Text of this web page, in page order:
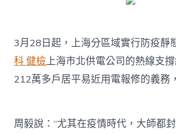
3月28日起，上海分區域實行防疫靜
科 健檢上海市北供電公司的熱線支
212萬多戶居平易近用電報修的義務
周毅說：“尤其在疫情時代，大師都